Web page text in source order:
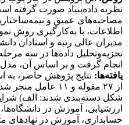
نظریه داده‌بنیاد صورت گرفته
مصاحبه‌های عمیق و
مدیران عالی رتبه و استادان
تجزیه‌وتحلیل داده‌ها در سه
انجام گرفت و بر اساس آن،
یافته‌ها:
از ۲۷ مقوله و ۱۱
شکل دسته‌بندی شدند: الف)
ارزشیابی، آموزش در
حسابداری، آموزش در نهادهای